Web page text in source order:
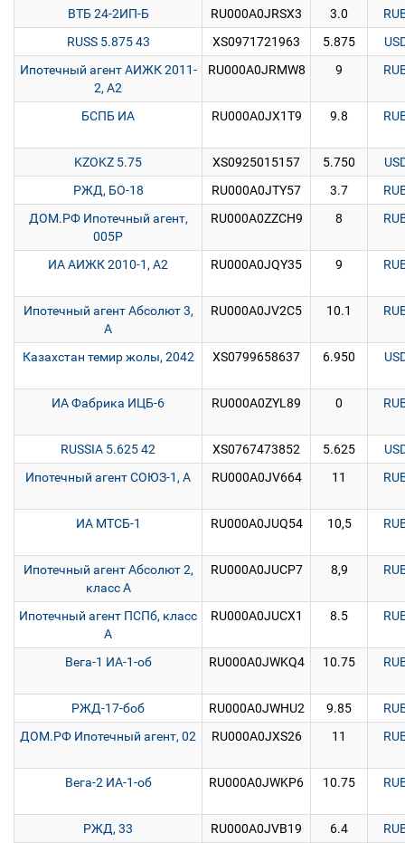
ВТБ 24-2ИП-Б RU000A0JRSX3 3.0
RUSS 5.875 43
XS0971721963 5.875
Ипотечный агент АИЖК 2011-
2, А2
RU000A0JRMW8 9
БСПБ ИА RU000A0JX1T9 9.8
KZOKZ 5.75 XS0925015157 5.750
РЖД, БО-18
RU000A0JTY57 3.7
ДОМ.РФ Ипотечный агент,
005P
RU000A0ZZCH9 8
ИА АИЖК 2010-1, А2 RU000A0JQY35 9
Ипотечный агент Абсолют 3,
А
RU000A0JV2C5 10.1
Казахстан темир жолы, 2042 XS0799658637 6.950
ИА Фабрика ИЦБ-6 RU000A0ZYL89 0
RUSSIA 5.625 42 XS0767473852 5.625
Ипотечный агент СОЮЗ-1, А
RU000A0JV664 11
ИА МТСБ-1 RU000A0JUQ54 10,5
Ипотечный агент Абсолют 2,
класс А
RU000A0JUCP7 8,9
Ипотечный агент ПСПб, класс
А
RU000A0JUCX1 8.5
Вега-1 ИА-1-об RU000A0JWKQ4 10.75
РЖД-17-боб RU000A0JWHU2 9.85
ДОМ.РФ Ипотечный агент, 02
RU000A0JXS26 11
Вега-2 ИА-1-об RU000A0JWKP6 10.75
РЖД, 33 RU000A0JVB19 6.4